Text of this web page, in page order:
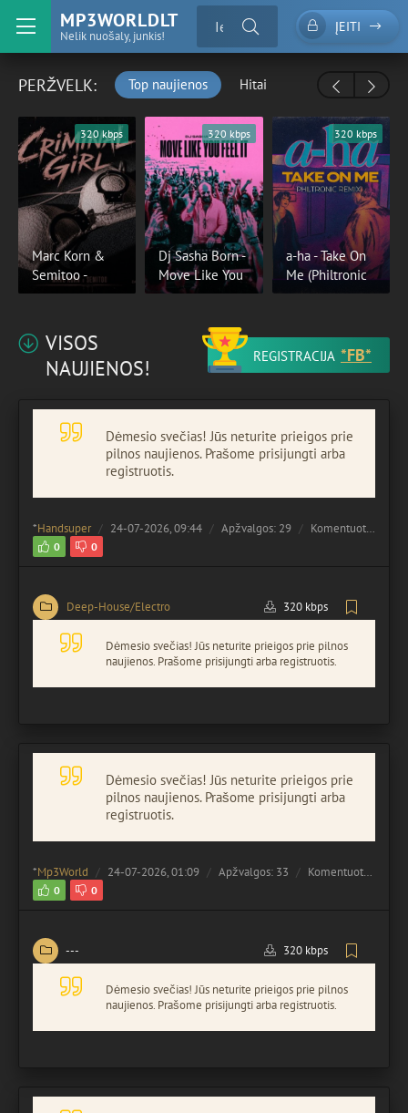
MP3WORLDLT
Nelik nuošaly, junkis!
ĮEITI
PERŽVELK: Top naujienos Hitai
Marc Korn &
Semitoo -
320 kbps
Dj Sasha Born -
Move Like You
320 kbps
a-ha - Take On
Me (Philtronic
320 kbps
VISOS
NAUJIENOS!
REGISTRACIJA *FB*
Dėmesio svečias! Jūs neturite prieigos prie
pilnos naujienos. Prašome prisijungti arba
registruotis.
*Handsuper 24-07-2026, 09:44 Apžvalgos: 29 Komentuota:
0 0
Deep-House/Electro 320 kbps
Dėmesio svečias! Jūs neturite prieigos prie pilnos
naujienos. Prašome prisijungti arba registruotis.
Dėmesio svečias! Jūs neturite prieigos prie
pilnos naujienos. Prašome prisijungti arba
registruotis.
*Mp3World 24-07-2026, 01:09 Apžvalgos: 33 Komentuota:
0 0
--- 320 kbps
Dėmesio svečias! Jūs neturite prieigos prie pilnos
naujienos. Prašome prisijungti arba registruotis.